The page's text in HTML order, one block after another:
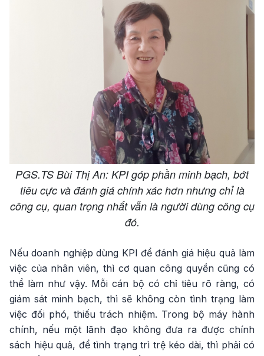
PGS.TS Bùi Thị An: KPI góp phần minh bạch, bớt
tiêu cực và đánh giá chính xác hơn nhưng chỉ là
công cụ, quan trọng nhất vẫn là người dùng công cụ
đó.
Nếu doanh nghiệp dùng KPI để đánh giá hiệu quả làm
việc của nhân viên, thì cơ quan công quyền cũng có
thể làm như vậy. Mỗi cán bộ có chỉ tiêu rõ ràng, có
giám sát minh bạch, thì sẽ không còn tình trạng làm
việc đối phó, thiếu trách nhiệm. Trong bộ máy hành
chính, nếu một lãnh đạo không đưa ra được chính
sách hiệu quả, để tình trạng trì trệ kéo dài, thì phải có